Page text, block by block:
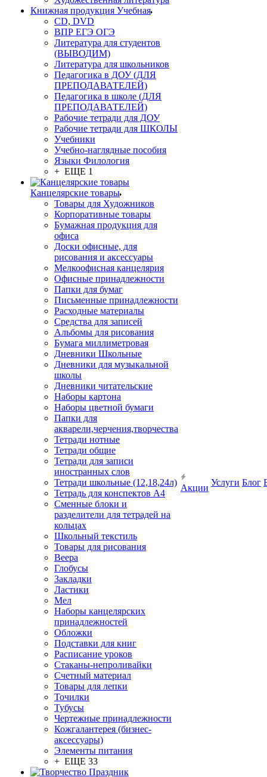
Книжная продукция Учебная
CD, DVD
ВПР ЕГЭ ОГЭ
Литература для студентов
(ВЫВОДИМ)
Литература для школьников
Педагогика в ДОУ (ДЛЯ
ПРЕПОДАВАТЕЛЕЙ)
Педагогика в школе (ДЛЯ
ПРЕПОДАВАТЕЛЕЙ)
Рабочие тетради для ДОУ
Рабочие тетради для ШКОЛЫ
Учебники
Учебно-наглядные пособия
Языки Филология
+ ЕЩЕ 1
Канцелярские товары
Товары для Художников
Корпоративные товары
Бумажная продукция для
офиса
Доски офисные, для
рисования и аксессуары
Мелкоофисная канцелярия
Офисные принадлежности
Папки для бумаг
Письменные принадлежности
Расходные материалы
Средства для записей
Альбомы для рисования
Бумага миллиметровая
Дневники Школьные
Дневники для музыкальной
школы
Дневники читательские
Наборы картона
Наборы цветной бумаги
Папки для
акварели,черчения,творчества
Тетради нотные
Тетради общие
Тетради для записи
иностранных слов
Тетради школьные (12,18,24л)
Тетрадь для конспектов А4
Сменные блоки и
разделители для тетрадей на
кольцах
Школьный текстиль
Товары для рисования
Веера
Глобусы
Закладки
Ластики
Мел
Наборы канцелярских
принадлежностей
Обложки
Подставки для книг
Расписание уроков
Стаканы-непроливайки
Счетный материал
Товары для лепки
Точилки
Тубусы
Чертежные принадлежности
Кожгалантерея (бизнес-
аксессуары)
Элементы питания
+ ЕЩЕ 33
Акции
Услуги Блог